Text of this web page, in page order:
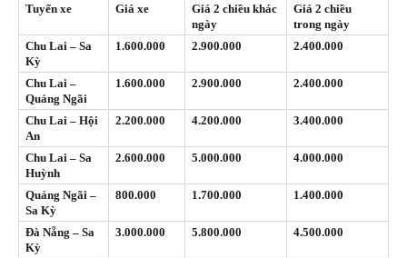
Tuyến xe Giá xe
Giá 2 chiều khác
ngày
Giá 2 chiều
trong ngày
Chu Lai – Sa
Kỳ
1.600.000 2.900.000 2.400.000
Chu Lai –
Quảng Ngãi
1.600.000 2.900.000 2.400.000
Chu Lai – Hội
An
2.200.000 4.200.000 3.400.000
Chu Lai – Sa
Huỳnh
2.600.000 5.000.000 4.000.000
Quảng Ngãi –
Sa Kỳ
800.000 1.700.000 1.400.000
Đà Nẵng – Sa
Kỳ
3.000.000 5.800.000 4.500.000